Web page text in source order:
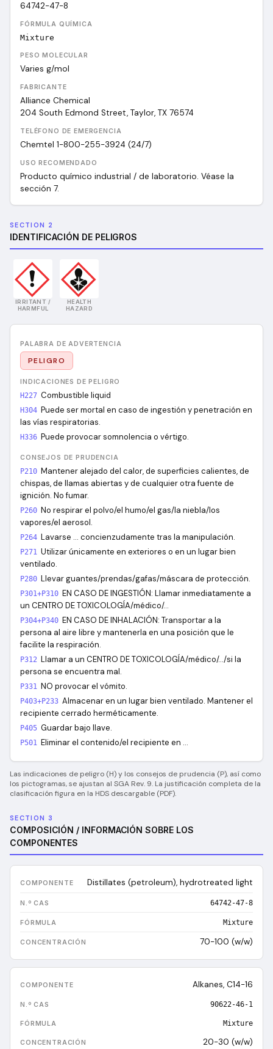
64742-47-8
FÓRMULA QUÍMICA
Mixture
PESO MOLECULAR
Varies g/mol
FABRICANTE
Alliance Chemical
204 South Edmond Street, Taylor, TX 76574
TELÉFONO DE EMERGENCIA
Chemtel 1-800-255-3924 (24/7)
USO RECOMENDADO
Producto químico industrial / de laboratorio. Véase la
sección 7.
SECTION 2
IDENTIFICACIÓN DE PELIGROS
IRRITANT /
HARMFUL
HEALTH
HAZARD
PALABRA DE ADVERTENCIA
PELIGRO
INDICACIONES DE PELIGRO
H227 Combustible liquid
H304 Puede ser mortal en caso de ingestión y penetración en
las vías respiratorias.
H336 Puede provocar somnolencia o vértigo.
CONSEJOS DE PRUDENCIA
P210 Mantener alejado del calor, de superficies calientes, de
chispas, de llamas abiertas y de cualquier otra fuente de
ignición. No fumar.
P260 No respirar el polvo/el humo/el gas/la niebla/los
vapores/el aerosol.
P264 Lavarse … concienzudamente tras la manipulación.
P271 Utilizar únicamente en exteriores o en un lugar bien
ventilado.
P280 Llevar guantes/prendas/gafas/máscara de protección.
P301+P310 EN CASO DE INGESTIÓN: Llamar inmediatamente a
un CENTRO DE TOXICOLOGÍA/médico/…
P304+P340 EN CASO DE INHALACIÓN: Transportar a la
persona al aire libre y mantenerla en una posición que le
facilite la respiración.
P312 Llamar a un CENTRO DE TOXICOLOGÍA/médico/…/si la
persona se encuentra mal.
P331 NO provocar el vómito.
P403+P233 Almacenar en un lugar bien ventilado. Mantener el
recipiente cerrado herméticamente.
P405 Guardar bajo llave.
P501 Eliminar el contenido/el recipiente en …
Las indicaciones de peligro (H) y los consejos de prudencia (P), así como
los pictogramas, se ajustan al SGA Rev. 9. La justificación completa de la
clasificación figura en la HDS descargable (PDF).
SECTION 3
COMPOSICIÓN / INFORMACIÓN SOBRE LOS
COMPONENTES
Distillates (petroleum), hydrotreated light
64742-47-8
Mixture
70-100 (w/w)
Alkanes, C14-16
90622-46-1
Mixture
20-30 (w/w)